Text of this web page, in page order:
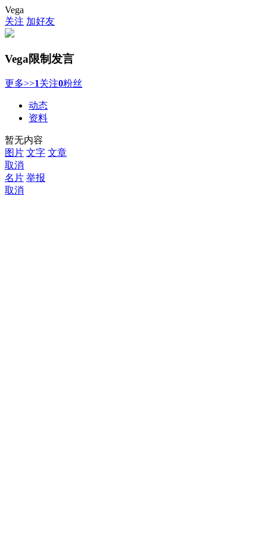
Vega
关注 加好友
Vega限制发言
更多>>1关注0粉丝
动态
资料
暂无内容
图片 文字 文章
取消
名片 举报
取消